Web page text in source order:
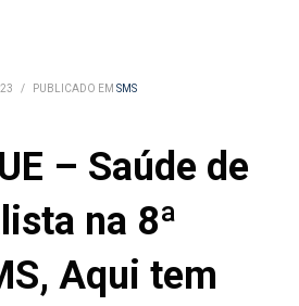
/ PUBLICADO EM SMS
– Saúde de
na 8ª
Aqui tem